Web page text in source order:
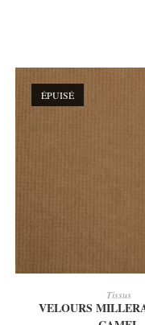
ÉPUISÉ
Tissus
VELOURS